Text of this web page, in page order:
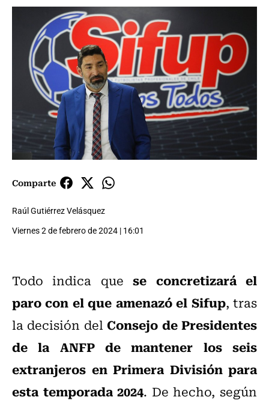
Comparte
Raúl Gutiérrez Velásquez
Viernes 2 de febrero de 2024 | 16:01
Todo indica quese concretizará el
paro con el que amenazó el Sifup, tras
la decisión delConsejo de Presidentes
de la ANFP de mantener los seis
extranjeros en Primera División para
esta temporada 2024. De hecho, según